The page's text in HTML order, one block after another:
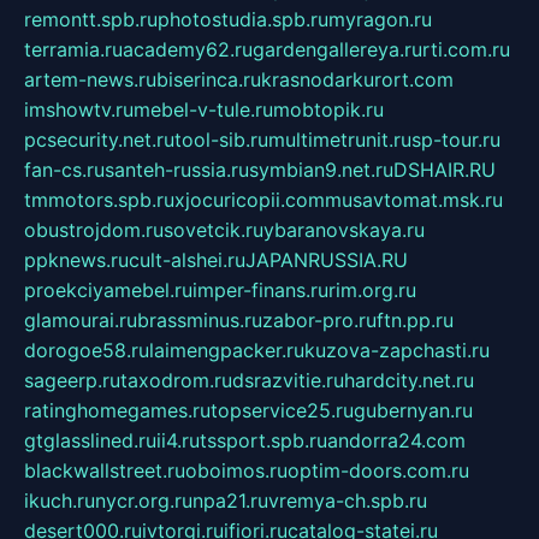
remontt.spb.ruphotostudia.spb.rumyragon.ru
terramia.ruacademy62.rugardengallereya.rurti.com.ru
artem-news.rubiserinca.rukrasnodarkurort.com
imshowtv.rumebel-v-tule.rumobtopik.ru
pcsecurity.net.rutool-sib.rumultimetrunit.rusp-tour.ru
fan-cs.rusanteh-russia.rusymbian9.net.ruDSHAIR.RU
tmmotors.spb.ruxjocuricopii.commusavtomat.msk.ru
obustrojdom.rusovetcik.ruybaranovskaya.ru
ppknews.rucult-alshei.ruJAPANRUSSIA.RU
proekciyamebel.ruimper-finans.rurim.org.ru
glamourai.rubrassminus.ruzabor-pro.ruftn.pp.ru
dorogoe58.rulaimengpacker.rukuzova-zapchasti.ru
sageerp.rutaxodrom.rudsrazvitie.ruhardcity.net.ru
ratinghomegames.rutopservice25.rugubernyan.ru
gtglasslined.ruii4.rutssport.spb.ruandorra24.com
blackwallstreet.ruoboimos.ruoptim-doors.com.ru
ikuch.runycr.org.runpa21.ruvremya-ch.spb.ru
desert000.ruivtorgi.ruifiori.rucatalog-statei.ru